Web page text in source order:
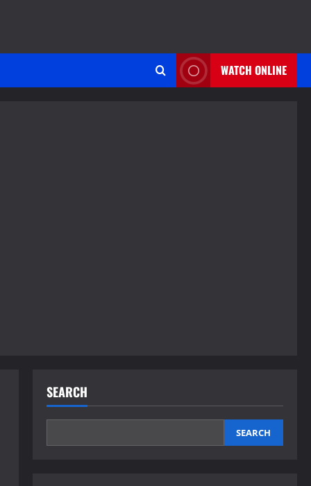
WATCH ONLINE
SEARCH
SEARCH